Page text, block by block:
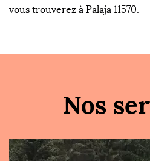
vous trouverez à Palaja 11570.
Nos